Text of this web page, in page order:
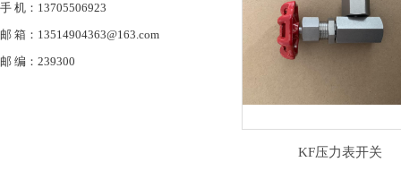
手 机：13705506923
邮 箱：13514904363@163.com
邮 编：239300
KF压力表开关